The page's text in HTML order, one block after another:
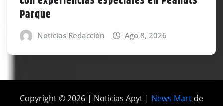
Parque
Noticias Redacción Ago 8, 2026
Copyright © 2026 | Noticias Apyt | News Mart de